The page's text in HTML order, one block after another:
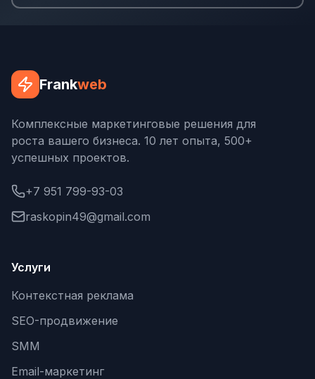
Frankweb
Комплексные маркетинговые решения для
роста вашего бизнеса. 10 лет опыта, 500+
успешных проектов.
+7 951 799-93-03
raskopin49@gmail.com
Услуги
Контекстная реклама
SEO-продвижение
SMM
Email-маркетинг